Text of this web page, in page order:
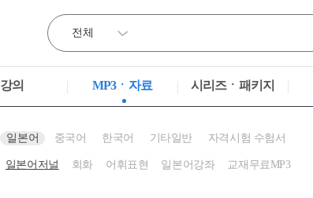
강의 MP3ㆍ자료 시리즈ㆍ패키지
일본어 중국어 한국어 기타일반 자격시험 수험서
일본어저널 회화 어휘표현 일본어강좌 교재무료MP3